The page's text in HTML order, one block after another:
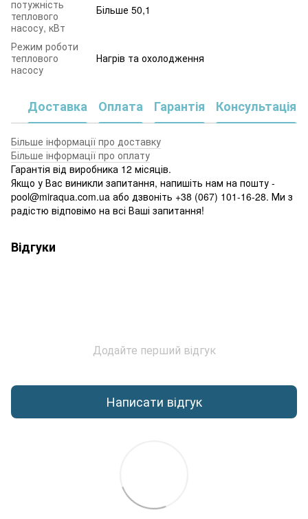
потужність
теплового
насосу, кВт
Більше 50,1
Режим роботи
теплового
насосу
Нагрів та охолодження
Доставка Оплата Гарантія Консультація
Більше інформації про доставку
Більше інформації про оплату
Гарантія від виробника 12 місяців.
Якщо у Вас виникли запитання, напишіть нам на пошту -
pool@miraqua.com.ua або дзвоніть +38 (067) 101-16-28. Ми з
радістю відповімо на всі Ваші запитання!
Відгуки
Додайте перший відгук
Написати відгук